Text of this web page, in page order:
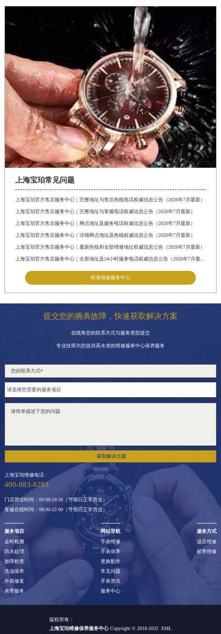
上海宝珀常见问题
上海宝珀官方售后服务中心｜完整地址与售后热线电话权威信息公告（2026年7月最新）
上海宝珀官方售后服务中心｜完整地址与客服电话权威信息公告（2026年7月最新）
上海宝珀官方售后服务中心｜网点地址及服务电话权威信息公告（2026年7月最新）
上海宝珀官方售后服务中心｜详细网点地址及热线权威信息公告（2026年7月最新）
上海宝珀官方售后服务中心｜最新热线和全部维修地址权威信息公告（2026年7月最新）
联系维修服务中心
提交您的腕表故障，快速获取解决方案
在线将您的联系方式与服务类型提交
专业技师为您提供高水准的维修服务中心保养服务
获取解决方案
上海宝珀维修电话：
400-883-8293
门店营业时间：09:00-19:30（节假日正常营业）
客服在线时间：08:00-22:00（节假日正常营业）
服务项目
走时检测
防水处理
故障检查
洗油保养
外观修复
表带服务
网站导航
手表维修
手表保养
更换配件
常见问题
手表资讯
服务中心
服务方式
进店维修
邮寄维修
版权所有：
上海宝珀维修保养服务中心Copyright © 2018-2032 XML